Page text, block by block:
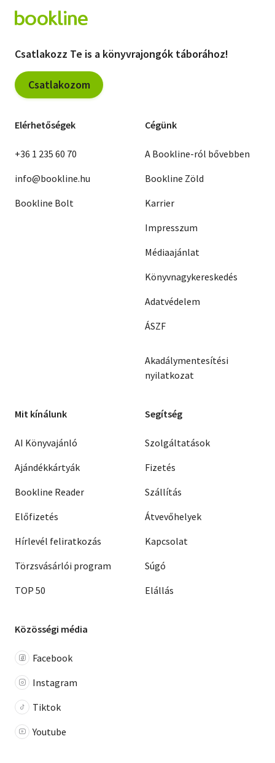
Csatlakozz Te is a könyvrajongók táborához!
Csatlakozom
Elérhetőségek
+36 1 235 60 70
info@bookline.hu
Bookline Bolt
Cégünk
A Bookline-ról bővebben
Bookline Zöld
Karrier
Impresszum
Médiaajánlat
Könyvnagykereskedés
Adatvédelem
ÁSZF
Akadálymentesítési
nyilatkozat
Mit kínálunk
AI Könyvajánló
Ajándékkártyák
Bookline Reader
Előfizetés
Hírlevél feliratkozás
Törzsvásárlói program
TOP 50
Segítség
Szolgáltatások
Fizetés
Szállítás
Átvevőhelyek
Kapcsolat
Súgó
Elállás
Közösségi média
Facebook
Instagram
Tiktok
Youtube